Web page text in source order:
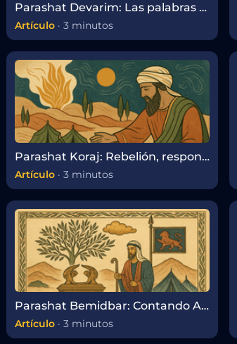
Parashat Devarim: Las palabras finales de Moshé y el poder de la memoria
Artículo · 3 minutos
Parashat Koraj: Rebelión, responsabilidad y la búsqueda del verdadero liderazgo
Artículo · 3 minutos
Parashat Bemidbar: Contando Almas, Encontrando Propósito
Artículo · 3 minutos